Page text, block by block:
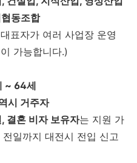
동조합
표자가 여러 사업장 운영
가능합니다.)
~ 64세
시 거주자
결혼 비자 보유자는 지원 가
일까지 대전시 전입 신고